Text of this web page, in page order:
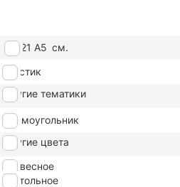
15*21 А5 см.
пластик
Другие тематики
Прямоугольник
Другие цвета
подвесное
настольное